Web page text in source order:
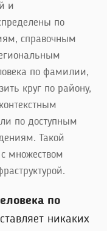
и
по
справочным
по фамилии,
круг по району,
по доступным
Такой
множеством
по
никаких